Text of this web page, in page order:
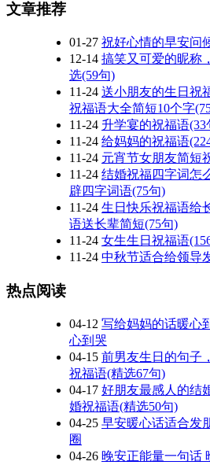
文章推荐
01-27 祝好心情的早安问
12-14 搞笑又可爱的昵称
选(59句)
11-24 送小朋友的生日祝
祝福语大全简短10个字
11-24 升学宴的祝福语(33
11-24 给妈妈的祝福语
11-24 元宵节女朋友简短
11-24 结婚祝福四字词怎
辟四字词语(75句)
11-24 生日快乐祝福语给
语送长辈简短(75句)
11-24 女生生日祝福语
11-24 中秋节适合给领导
热点阅读
04-12 写给妈妈的话暖心
心到哭
04-15 前男友生日的句子
祝福语(精选67句)
04-17 好朋友最感人的结
婚祝福语(精选50句)
04-25 早安暖心话适合发
圈
04-26 晚安正能量一句话